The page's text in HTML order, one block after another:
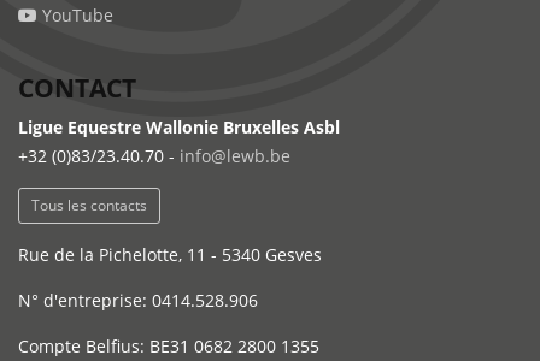
YouTube
CONTACT
Ligue Equestre Wallonie Bruxelles Asbl
+32 (0)83/23.40.70 - info@lewb.be
Tous les contacts
Rue de la Pichelotte, 11 - 5340 Gesves
N° d'entreprise: 0414.528.906
Compte Belfius: BE31 0682 2800 1355